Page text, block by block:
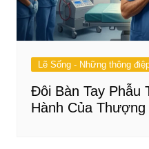
Lẽ Sống - Những thông
Đôi Bàn Tay Phẫu
Hành Của